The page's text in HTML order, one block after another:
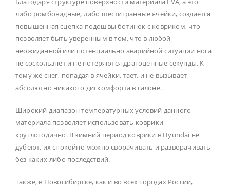
либо ромбовидные, либо шестигранные ячейки, создается
повышенная сцепка подошвы ботинок с ковриком, что
позволяет быть уверенным в том, что в любой
неожиданной или потенциально аварийной ситуации нога
не соскользнет и не потеряются драгоценные секунды. К
тому же снег, попадая в ячейки, тает, и не вызывает
абсолютно никакого дискомфорта в салоне.
Широкий диапазон температурных условий данного
материала позволяет использовать коврики
круглогодично. В зимний период коврики в Hyundai не
дубеют, их спокойно можно сворачивать и разворачивать
без каких-либо последствий.
Также, в Новосибирске, как и во всех городах России,